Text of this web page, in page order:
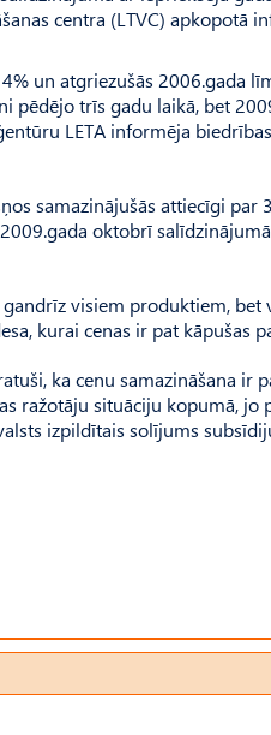
centra (LTVC) apkopotā
un atgriezušās 2006.gada
pēdējo trīs gadu laikā, bet
LETA informēja
samazinājušās attiecīgi par
oktobrī
visiem produktiem, bet
kurai cenas ir pat kāpušas
ka cenu samazināšana ir
ražotāju situāciju kopumā, jo
izpildītais solījums